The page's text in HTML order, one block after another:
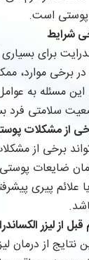
پوستی است.
شرایط
برای
در برخی موارد،
این مسئله به
سلامتی فرد
از مشکلات
برخی از
ضایعات
علائم پیری
از ليزر
نتایج از درمان